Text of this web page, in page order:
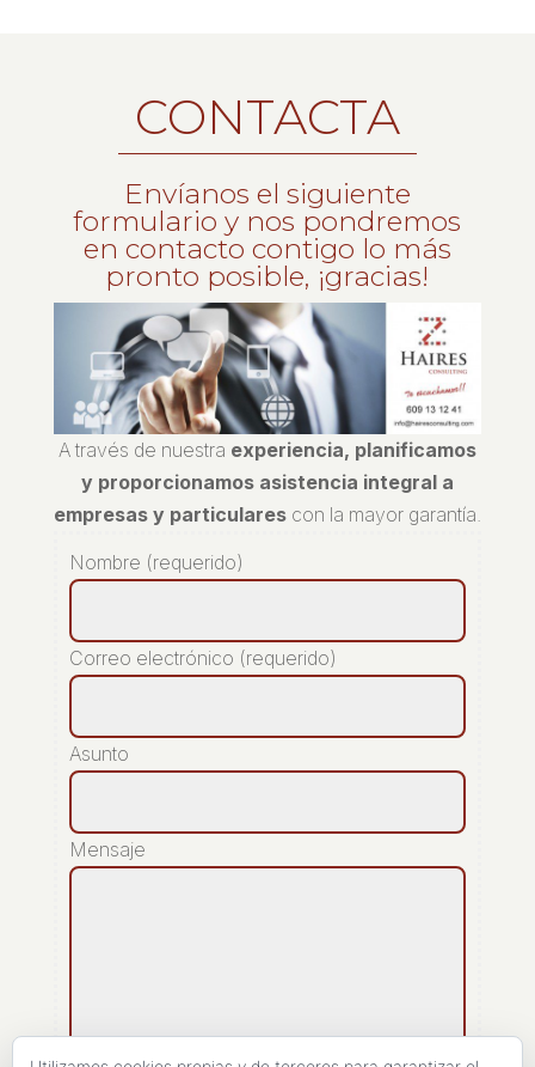
CONTACTA
Envíanos el siguiente
formulario y nos pondremos
en contacto contigo lo más
pronto posible, ¡gracias!
A través de nuestra experiencia, planificamos
y proporcionamos asistencia integral a
empresas y particularescon la mayor garantía.
Nombre (requerido)
Correo electrónico (requerido)
Asunto
Mensaje